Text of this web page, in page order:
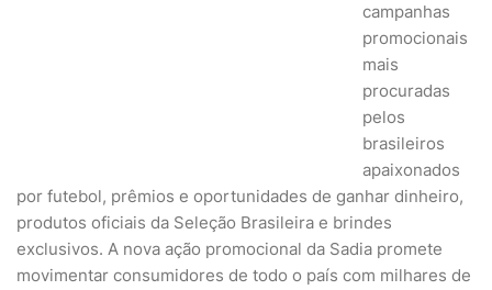
campanhas
promocionais
mais
procuradas
pelos
brasileiros
apaixonados
por futebol, prêmios e oportunidades de ganhar dinheiro,
produtos oficiais da Seleção Brasileira e brindes
exclusivos. A nova ação promocional da Sadia promete
movimentar consumidores de todo o país com milhares de